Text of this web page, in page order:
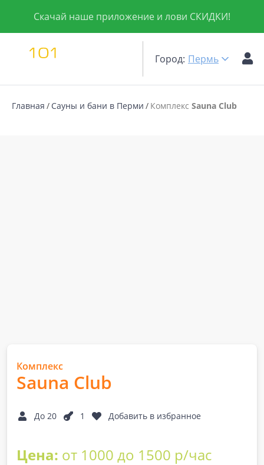
Скачай наше приложение и лови СКИДКИ!
Город: Пермь
Главная Сауны и бани в Перми Комплекс Sauna Club
Комплекс
Sauna Club
До 20 1 Добавить в избранное
Цена: от 1000 до 1500 р/час